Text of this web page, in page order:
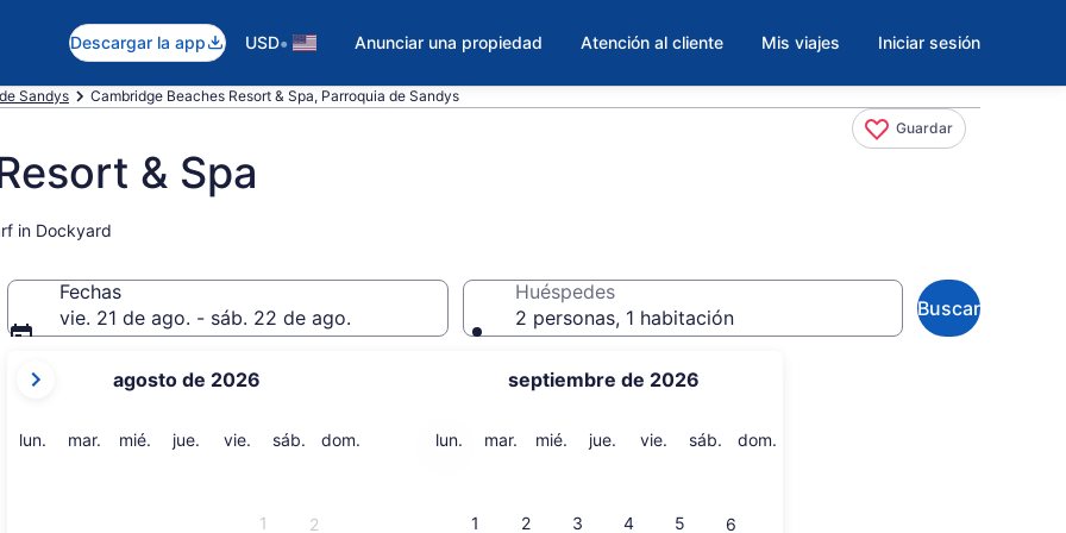
Descargar la app USD• Anunciar una propiedad Atención al cliente Mis viajes Iniciar sesión
Sandys Cambridge Beaches Resort & Spa, Parroquia de Sandys
Guardar
& Spa
in Dockyard
Fechas
vie. 21 de ago. - sáb. 22 de ago.
meses
son
agosto de 2026
lun. lunesmar. martes
mié. miércoles
jue. jueves
vie. viernes
sáb. sábado
dom.
1 2
septiembre de 2026
lun. lunesmar. martes
mié. miércoles
jue. jueves
vie. viernes
sáb. sábado
dom.
1 2 3 4 5 6
Huéspedes
2 personas, 1 habitación
Buscar